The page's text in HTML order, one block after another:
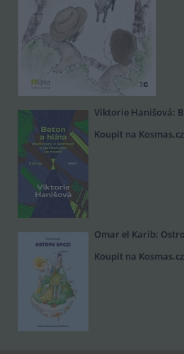
Viktorie Hanišová:
Koupit na Kosmas.cz
Omar el Karib:
Koupit na Kosmas.cz